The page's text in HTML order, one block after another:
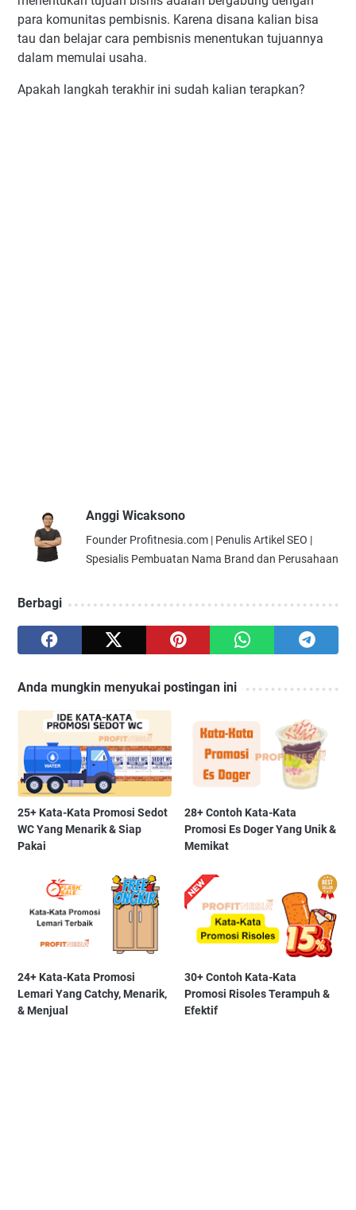
para komunitas pembisnis. Karena disana kalian bisa
tau dan belajar cara pembisnis menentukan tujuannya
dalam memulai usaha.
Apakah langkah terakhir ini sudah kalian terapkan?
Anggi Wicaksono
Founder Profitnesia.com | Penulis Artikel SEO |
Spesialis Pembuatan Nama Brand dan Perusahaan
Berbagi
Anda mungkin menyukai postingan ini
25+ Kata-Kata Promosi Sedot
WC Yang Menarik & Siap
Pakai
28+ Contoh Kata-Kata
Promosi Es Doger Yang Unik &
Memikat
24+ Kata-Kata Promosi
Lemari Yang Catchy, Menarik,
& Menjual
30+ Contoh Kata-Kata
Promosi Risoles Terampuh &
Efektif